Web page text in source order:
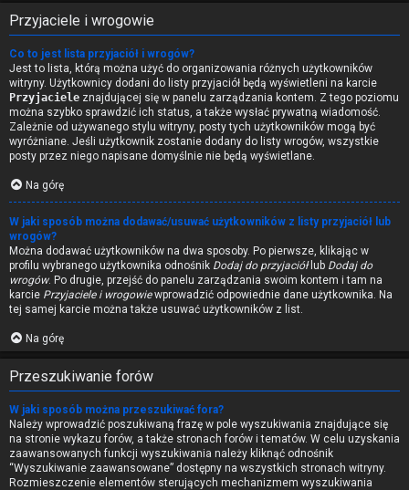
Przyjaciele i wrogowie
Co to jest lista przyjaciół i wrogów?
Jest to lista, którą można użyć do organizowania różnych użytkowników
witryny. Użytkownicy dodani do listy przyjaciół będą wyświetleni na karcie
Przyjaciele znajdującej się w panelu zarządzania kontem. Z tego poziomu
można szybko sprawdzić ich status, a także wysłać prywatną wiadomość.
Zależnie od używanego stylu witryny, posty tych użytkowników mogą być
wyróżniane. Jeśli użytkownik zostanie dodany do listy wrogów, wszystkie
posty przez niego napisane domyślnie nie będą wyświetlane.
Na górę
W jaki sposób można dodawać/usuwać użytkowników z listy przyjaciół lub
wrogów?
Można dodawać użytkowników na dwa sposoby. Po pierwsze, klikając w
profilu wybranego użytkownika odnośnik Dodaj do przyjaciółlub Dodaj do
wrogów. Po drugie, przejść do panelu zarządzania swoim kontem i tam na
karcie Przyjaciele i wrogowiewprowadzić odpowiednie dane użytkownika. Na
tej samej karcie można także usuwać użytkowników z list.
Na górę
Przeszukiwanie forów
W jaki sposób można przeszukiwać fora?
Należy wprowadzić poszukiwaną frazę w pole wyszukiwania znajdujące się
na stronie wykazu forów, a także stronach forów i tematów. W celu uzyskania
zaawansowanych funkcji wyszukiwania należy kliknąć odnośnik
“Wyszukiwanie zaawansowane” dostępny na wszystkich stronach witryny.
Rozmieszczenie elementów sterujących mechanizmem wyszukiwania